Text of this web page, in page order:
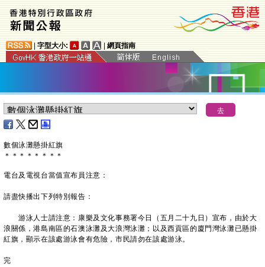
字型大小: 網頁指南
數個泳灘懸掛紅旗
＊ ＊ ＊ ＊ ＊ ＊ ＊ ＊
電台及電視台當值宣布員注意：
請盡快播出下列特別報告：
游泳人士請注意：康樂及文化事務署今日（五月二十九日）宣布，由於大
浪關係，港島南區的石澳泳灘及大浪灣泳灘；以及西貢區的廈門灣泳灘已懸掛
紅旗，顯示在該處游泳會有危險，市民請勿在該處游泳。
完